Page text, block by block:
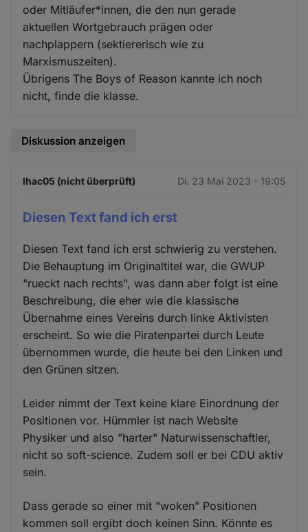
oder Mitläufer*innen, die den nun gerade
aktuellen Wortgebrauch prägen oder
nachplappern (sektiererisch wie zu
Marxismuszeiten).
Übrigens The Boys of Reason kannte ich noch
nicht, finde die klasse.
Diskussion anzeigen
lhac05 (nicht überprüft) Di. 23 Mai 2023 - 19:05
Diesen Text fand ich erst
Diesen Text fand ich erst schwierig zu verstehen.
Die Behauptung im Originaltitel war, die GWUP
"rueckt nach rechts", was dann aber folgt ist eine
Beschreibung, die eher wie die klassische
Übernahme eines Vereins durch linke Aktivisten
erscheint. So wie die Piratenpartei durch Leute
übernommen wurde, die heute bei den Linken und
den Grünen sitzen.
Leider nimmt der Text keine klare Einordnung der
Positionen vor. Hümmler ist nach Website
Physiker und also "harter" Naturwissenschaftler,
nicht so soft-science. Zudem soll er bei CDU aktiv
sein.
Dass gerade so einer mit "woken" Positionen
kommen soll ergibt doch keinen Sinn. Könnte es